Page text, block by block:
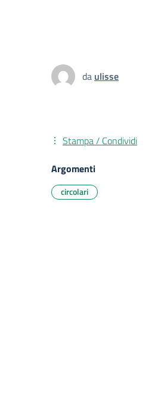
da ulisse
Stampa / Condividi
Argomenti
circolari